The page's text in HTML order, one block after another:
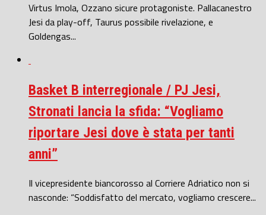
Virtus Imola, Ozzano sicure protagoniste. Pallacanestro
Jesi da play-off, Taurus possibile rivelazione, e
Goldengas...
Basket B interregionale / PJ Jesi,
Stronati lancia la sfida: “Vogliamo
riportare Jesi dove è stata per tanti
anni”
Il vicepresidente biancorosso al Corriere Adriatico non si
nasconde: “Soddisfatto del mercato, vogliamo crescere...